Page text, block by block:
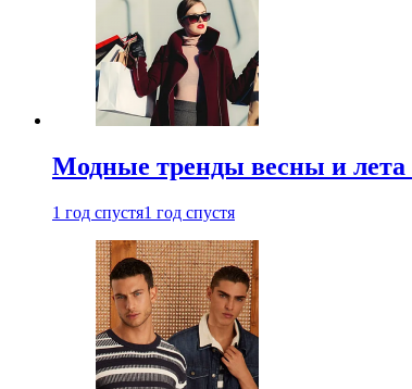
Модные тренды весны и
1 год спустя1 год спустя